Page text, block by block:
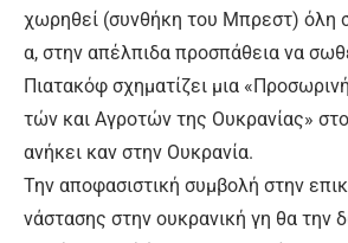
χω­ρη­θεί (συν­θή­κη του Μπρε­στ) ό­λη
α, στην α­πέλ­πι­δα προ­σπά­θεια να
Πια­τα­κόφ σχη­μα­τί­ζει μια
τών και Α­γρο­τών της Ου­κρα­νί­ας»
α­νή­κει καν στην Ου­κρα­νί­α.
Την α­πο­φα­σι­στι­κή συμ­βο­λή στην
νά­στα­σης στην ου­κρα­νι­κή γη θα